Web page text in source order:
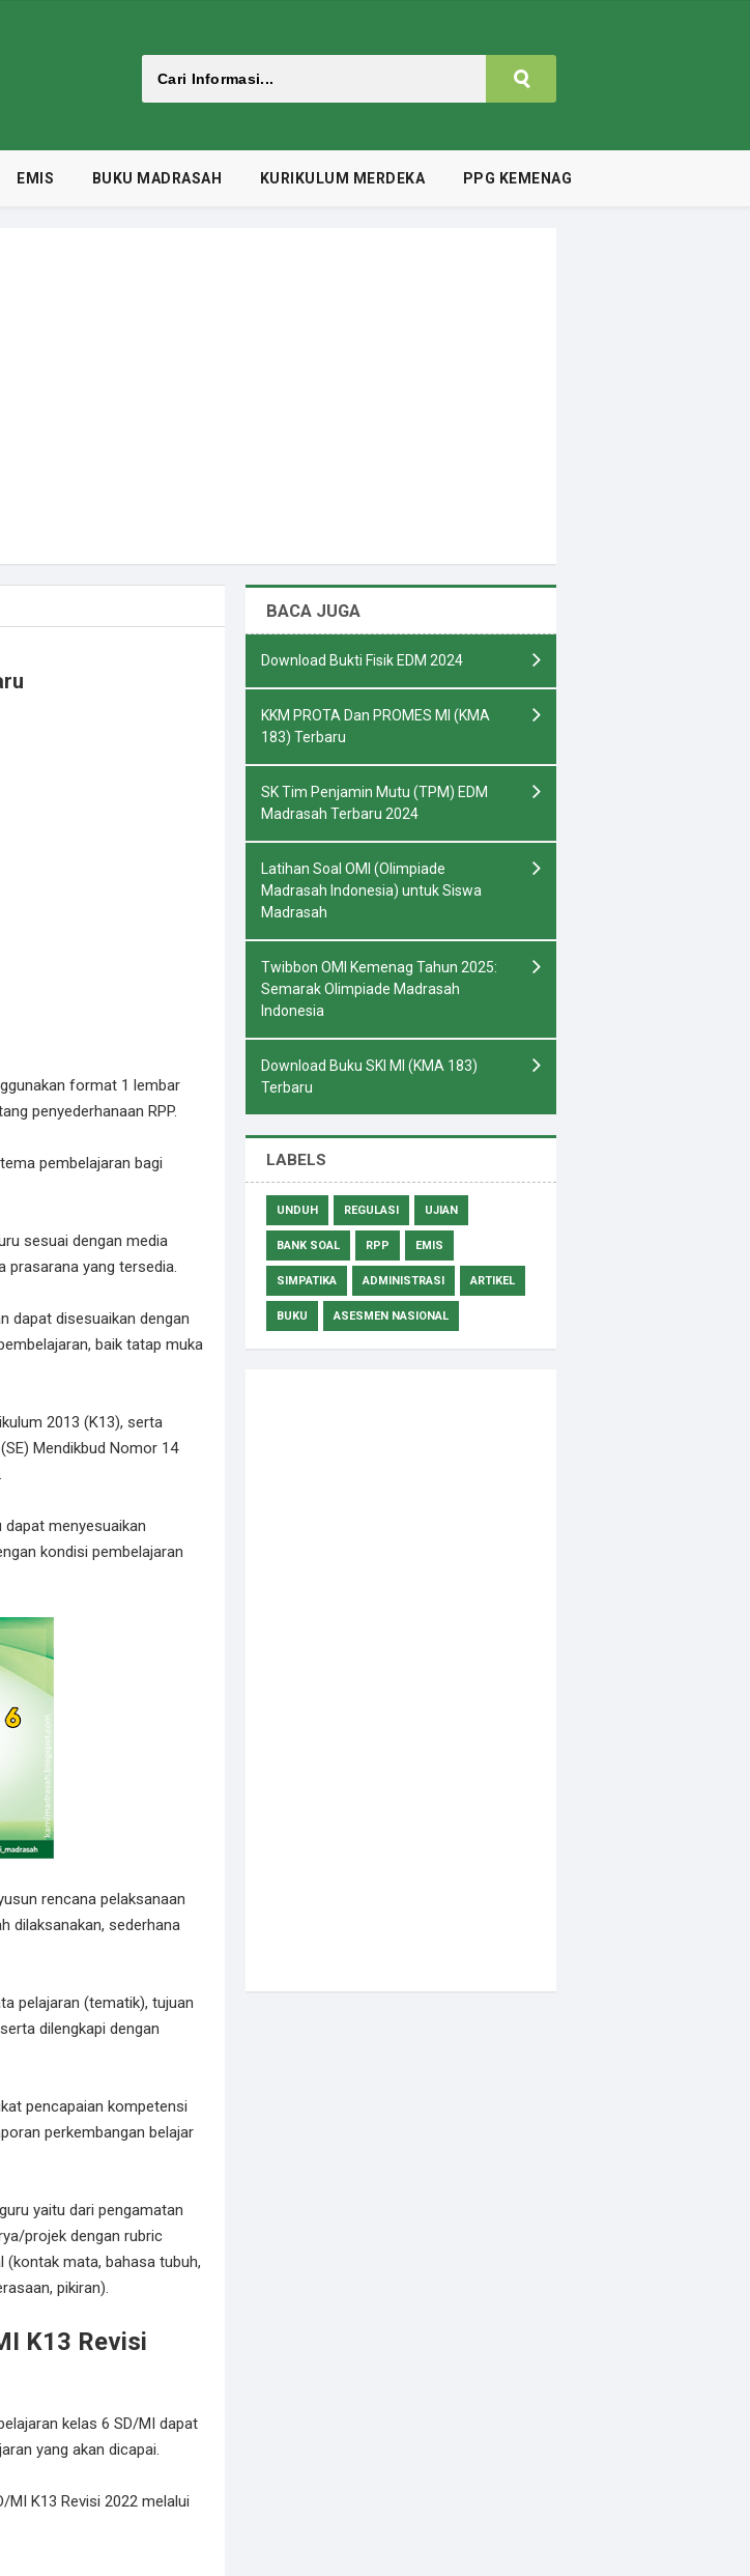
EMIS BUKU MADRASAH KURIKULUM MERDEKA PPG KEMENAG
format 1 lembar
penyederhanaan RPP.
pembelajaran bagi
sesuai dengan media
prasarana yang tersedia.
dapat disesuaikan dengan
baik tatap muka
2013 (K13), serta
Mendikbud Nomor 14
menyesuaikan
kondisi pembelajaran
rencana pelaksanaan
dilaksanakan, sederhana
pelajaran (tematik), tujuan
dilengkapi dengan
pencapaian kompetensi
perkembangan belajar
yaitu dari pengamatan
projek dengan rubric
(kontak mata, bahasa tubuh,
pikiran).
K13 Revisi
kelas 6 SD/MI dapat
yang akan dicapai.
MI K13 Revisi 2022 melalui
BACA JUGA
Download Bukti Fisik EDM 2024
KKM PROTA Dan PROMES MI (KMA
183) Terbaru
SK Tim Penjamin Mutu (TPM) EDM
Madrasah Terbaru 2024
Latihan Soal OMI (Olimpiade
Madrasah Indonesia) untuk Siswa
Madrasah
Twibbon OMI Kemenag Tahun 2025:
Semarak Olimpiade Madrasah
Indonesia
Download Buku SKI MI (KMA 183)
Terbaru
LABELS
UNDUH REGULASI UJIAN
BANK SOAL RPP EMIS
SIMPATIKA ADMINISTRASI ARTIKEL
BUKU ASESMEN NASIONAL